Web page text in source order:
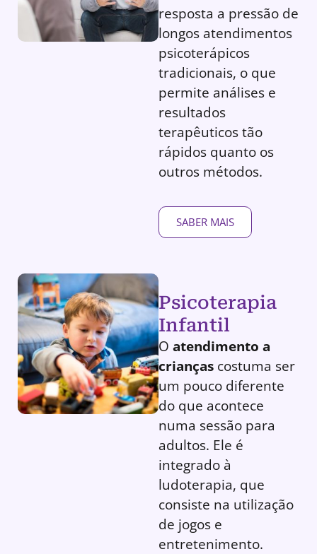
resposta a pressão de
longos atendimentos
psicoterápicos
tradicionais, o que
permite análises e
resultados
terapêuticos tão
rápidos quanto os
outros métodos.
SABER MAIS
Psicoterapia
Infantil
O atendimento a
crianças costuma ser
um pouco diferente
do que acontece
numa sessão para
adultos. Ele é
integrado à
ludoterapia, que
consiste na utilização
de jogos e
entretenimento.